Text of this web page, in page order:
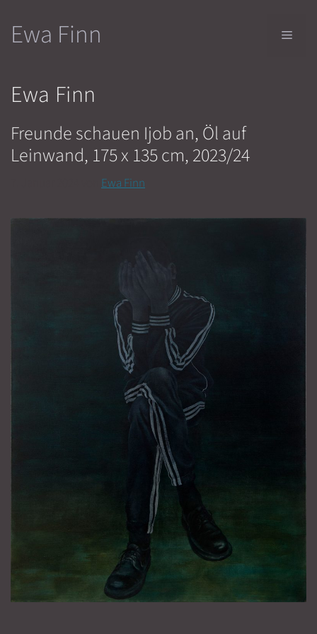
Inhalt
springen
Ewa Finn
Ewa Finn
Freunde schauen Ijob an, Öl auf
Leinwand, 175 x 135 cm, 2023/24
Ewa Finn